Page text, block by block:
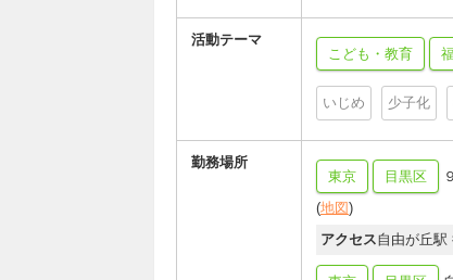
活動テーマ
こども・教育
いじめ 少子化
勤務場所
東京
目黒区
(地図)
アクセス自由が丘駅